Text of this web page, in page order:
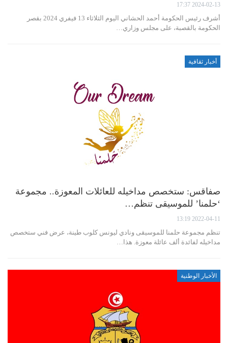
2024-02-13 17:37
أشرف رئيس الحكومة أحمد الحشاني اليوم الثلاثاء 13 فيفري 2024 بقصر
الحكومة بالقصبة، على مجلس وزاري…
أخبار ثقافية
صفاقس: ستخصص مداخيله للعائلات المعوزة.. مجموعة
‘حلمنا’ للموسيقى تنظم…
2022-04-11 13:19
تنظم مجموعة حلمنا للموسيقى ونادي ليونس كلوب طينة، عرض فني ستخصص
مداخيله لفائدة ألف عائلة معوزة. هذا…
الأخبار الوطنية